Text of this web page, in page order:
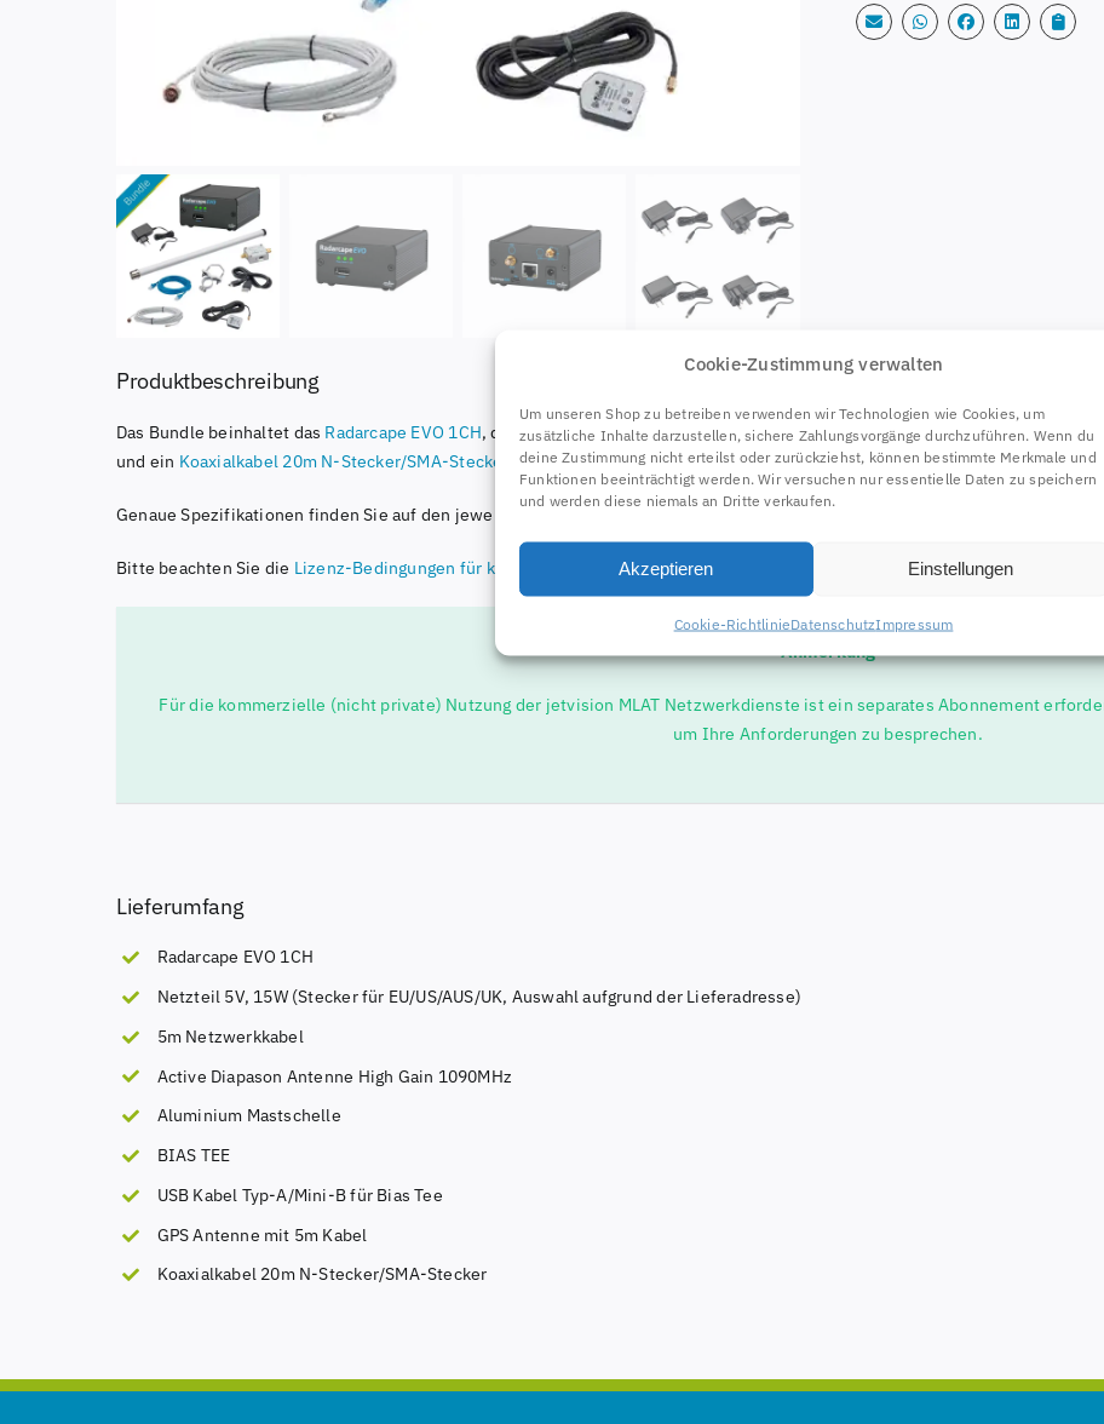
Cookie-Zustimmung verwalten
Um unseren Shop zu betreiben verwenden wir Technologien wie Cookies, um
zusätzliche Inhalte darzustellen, sichere Zahlungsvorgänge durchzuführen. Wenn du
deine Zustimmung nicht erteilst oder zurückziehst, können bestimmte Merkmale und
Funktionen beeinträchtigt werden. Wir versuchen nur essentielle Daten zu speichern
und werden diese niemals an Dritte verkaufen.
Akzeptieren Einstellungen
Cookie-RichtlinieDatenschutzImpressum
+
Produktbeschreibung
Das Bundle beinhaltet das Radarcape EVO 1CH, die neue Hochgewinn-AktivantenneActive Diapason Antenne High Gain
und ein Koaxialkabel 20m N-Stecker/SMA-Stecker inkl. passendem Zubehör.
Genaue Spezifikationen finden Sie auf den jeweiligen Links zu den Produktseiten.
Bitte beachten Sie die Lizenz-Bedingungen für kommerzielle Anwendung.
Anmerkung
Für die kommerzielle (nicht private) Nutzung der jetvision MLAT Netzwerkdienste ist ein separates Abonnement
um Ihre Anforderungen zu besprechen.
Lieferumfang
Radarcape EVO 1CH
Netzteil 5V, 15W (Stecker für EU/US/AUS/UK, Auswahl aufgrund der Lieferadresse)
5m Netzwerkkabel
Active Diapason Antenne High Gain 1090MHz
Aluminium Mastschelle
BIAS TEE
USB Kabel Typ-A/Mini-B für Bias Tee
GPS Antenne mit 5m Kabel
Koaxialkabel 20m N-Stecker/SMA-Stecker